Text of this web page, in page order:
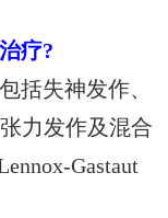
疗?
包括失神发作、
力发作及混合
Gastaut